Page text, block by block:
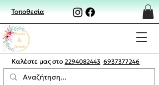
Τοποθεσία
Καλέστε μας στο 2294082443 6937377246